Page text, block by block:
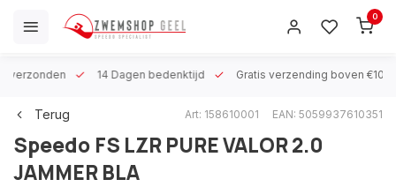
0
verzonden 14 Dagen bedenktijd Gratis verzending boven €100
Terug Art: 158610001 EAN: 5059937610351
Speedo FS LZR PURE VALOR 2.0
JAMMER BLA